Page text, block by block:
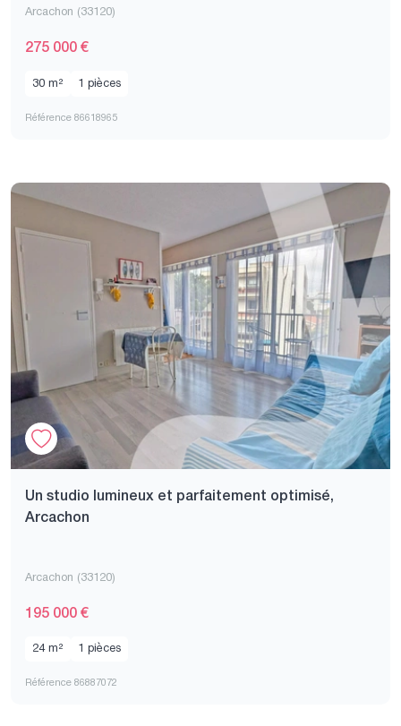
Arcachon (33120)
275 000 €
30 m² 1 pièces
Référence 86618965
Un studio lumineux et parfaitement optimisé,
Arcachon
Arcachon (33120)
195 000 €
24 m² 1 pièces
Référence 86887072